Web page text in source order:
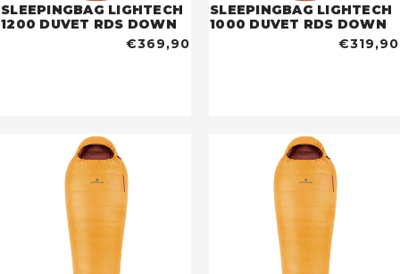
SLEEPINGBAG LIGHTECH
1200 DUVET RDS DOWN
€369,90
SLEEPINGBAG LIGHTECH
1000 DUVET RDS DOWN
€319,90